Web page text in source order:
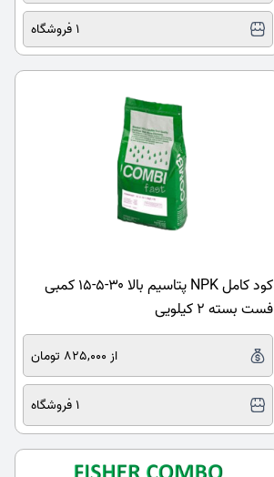
1 فروشگاه
کود کامل NPK پتاسیم بالا ۳۰-۵-۱۵ کمبی
فست بسته ۲ کیلویی
از 825,000 تومان
1 فروشگاه